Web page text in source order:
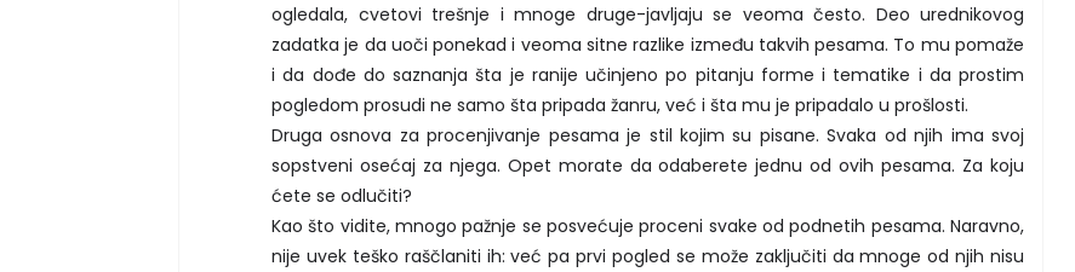
ogledala, cvetovi trešnje i mnoge druge-javljaju se veoma često. Deo urednikovog
zadatka je da uoči ponekad i veoma sitne razlike između takvih pesama. To mu pomaže
i da dođe do saznanja šta je ranije učinjeno po pitanju forme i tematike i da prostim
pogledom prosudi ne samo šta pripada žanru, već i šta mu je pripadalo u prošlosti.
Druga osnova za procenjivanje pesama je stil kojim su pisane. Svaka od njih ima svoj
sopstveni osećaj za njega. Opet morate da odaberete jednu od ovih pesama. Za koju
ćete se odlučiti?
Kao što vidite, mnogo pažnje se posvećuje proceni svake od podnetih pesama. Naravno,
nije uvek teško raščlaniti ih: već pa prvi pogled se može zaključiti da mnoge od njih nisu